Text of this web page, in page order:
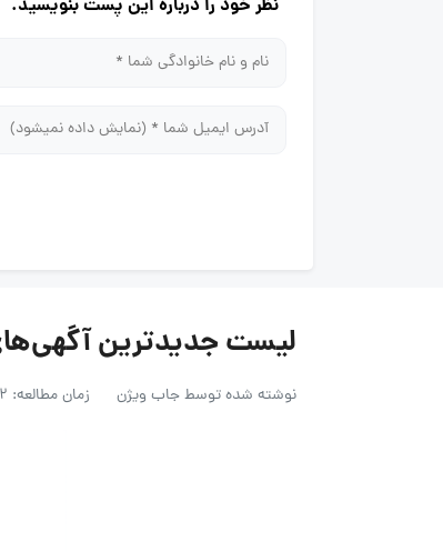
نظر خود را درباره این پست بنویسید.
لیست جدیدترین آگهی‌های
نوشته شده توسطجاب ویژن زمان مطالعه: 2دقیقه